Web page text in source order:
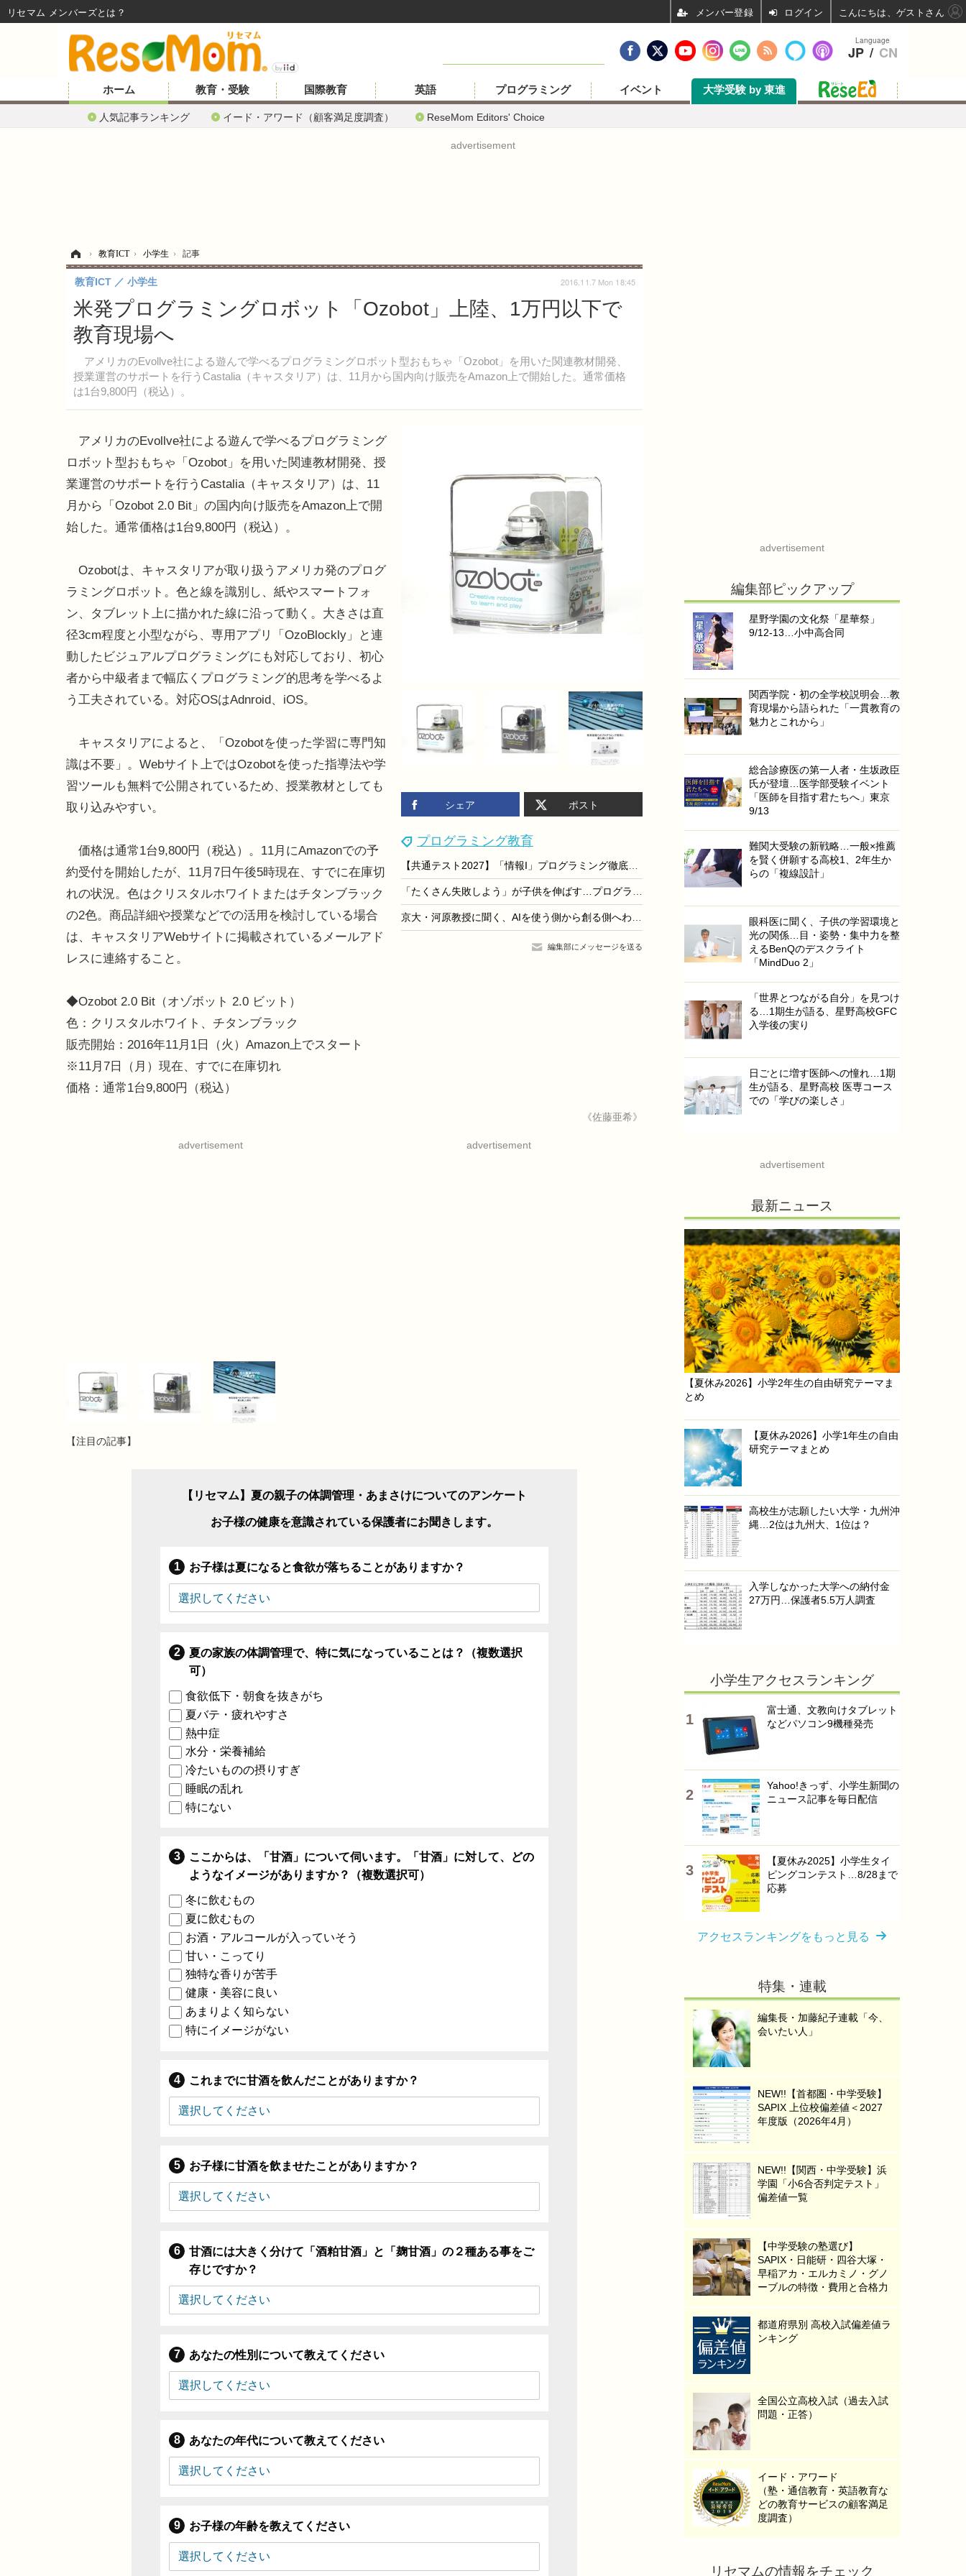
ホーム
人気記事ランキング イード・アワード（顧客満足度調査） ReseMom Editors' Choice
教育・受験 国際教育 英語 プログラミング イベント 大学受験 by 東進
advertisement
› 教育ICT › 小学生 › 記事
米発プログラミングロボット「Ozobot」上陸、1万円以下で
教育現場へ
アメリカのEvollve社による遊んで学べるプログラミングロボット型おもちゃ「Ozobot」を用いた関連教材開発、
授業運営のサポートを行うCastalia（キャスタリア）は、11月から国内向け販売をAmazon上で開始した。通常価格
は1台9,800円（税込）。
教育ICT 小学生 2016.11.7 Mon 18:45
シェア ポスト
プログラミング教育
【共通テスト2027】「情報I」プログラミング徹底攻略…駿台が特別講義
「たくさん失敗しよう」が子供を伸ばす…プログラボW受賞、ベテラン講師3人が語る教室の魅力
京大・河原教授に聞く、AIを使う側から創る側へわが子を導くヒント…社会を動かすプログラミング
編集部にメッセージを送る
アメリカのEvollve社による遊んで学べるプログラミング
ロボット型おもちゃ「Ozobot」を用いた関連教材開発、授
業運営のサポートを行うCastalia（キャスタリア）は、11
月から「Ozobot 2.0 Bit」の国内向け販売をAmazon上で開
始した。通常価格は1台9,800円（税込）。
Ozobotは、キャスタリアが取り扱うアメリカ発のプログ
ラミングロボット。色と線を識別し、紙やスマートフォ
ン、タブレット上に描かれた線に沿って動く。大きさは直
径3cm程度と小型ながら、専用アプリ「OzoBlockly」と連
動したビジュアルプログラミングにも対応しており、初心
者から中級者まで幅広くプログラミング的思考を学べるよ
う工夫されている。対応OSはAdnroid、iOS。
キャスタリアによると、「Ozobotを使った学習に専門知
識は不要」。Webサイト上ではOzobotを使った指導法や学
習ツールも無料で公開されているため、授業教材としても
取り込みやすい。
価格は通常1台9,800円（税込）。11月にAmazonでの予
約受付を開始したが、11月7日午後5時現在、すでに在庫切
れの状況。色はクリスタルホワイトまたはチタンブラック
の2色。商品詳細や授業などでの活用を検討している場合
は、キャスタリアWebサイトに掲載されているメールアド
レスに連絡すること。
◆Ozobot 2.0 Bit（オゾボット 2.0 ビット）
色：クリスタルホワイト、チタンブラック
販売開始：2016年11月1日（火）Amazon上でスタート
※11月7日（月）現在、すでに在庫切れ
価格：通常1台9,800円（税込）
《佐藤亜希》
advertisement advertisement
【注目の記事】
【リセマム】夏の親子の体調管理・あまさけについてのアンケート
お子様の健康を意識されている保護者にお聞きします。
お子様は夏になると食欲が落ちることがありますか？
夏の家族の体調管理で、特に気になっていることは？（複数選択
可）
食欲低下・朝食を抜きがち
夏バテ・疲れやすさ
熱中症
水分・栄養補給
冷たいものの摂りすぎ
睡眠の乱れ
特にない
ここからは、「甘酒」について伺います。「甘酒」に対して、どの
ようなイメージがありますか？（複数選択可）
冬に飲むもの
夏に飲むもの
お酒・アルコールが入っていそう
甘い・こってり
独特な香りが苦手
健康・美容に良い
あまりよく知らない
特にイメージがない
これまでに甘酒を飲んだことがありますか？
お子様に甘酒を飲ませたことがありますか？
甘酒には大きく分けて「酒粕甘酒」と「麹甘酒」の２種ある事をご
存じですか？
あなたの性別について教えてください
あなたの年代について教えてください
お子様の年齢を教えてください
advertisement
編集部ピックアップ
星野学園の文化祭「星華祭」
9/12-13…小中高合同
関西学院・初の全学校説明会…教
育現場から語られた「一貫教育の
魅力とこれから」
総合診療医の第一人者・生坂政臣
氏が登壇…医学部受験イベント
「医師を目指す君たちへ」東京
9/13
難関大受験の新戦略…一般×推薦
を賢く併願する高校1、2年生か
らの「複線設計」
眼科医に聞く、子供の学習環境と
光の関係…目・姿勢・集中力を整
えるBenQのデスクライト
「MindDuo 2」
「世界とつながる自分」を見つけ
る…1期生が語る、星野高校GFC
入学後の実り
日ごとに増す医師への憧れ…1期
生が語る、星野高校 医専コース
での「学びの楽しさ」
advertisement
最新ニュース
【夏休み2026】小学2年生の自由研究テーマま
とめ
【夏休み2026】小学1年生の自由
研究テーマまとめ
高校生が志願したい大学・九州沖
縄…2位は九州大、1位は？
入学しなかった大学への納付金
27万円…保護者5.5万人調査
小学生アクセスランキング
富士通、文教向けタブレット
などパソコン9機種発売
Yahoo!きっず、小学生新聞の
ニュース記事を毎日配信
【夏休み2025】小学生タイ
ピングコンテスト…8/28まで
応募
アクセスランキングをもっと見る
特集・連載
編集長・加藤紀子連載「今、
会いたい人」
NEW!!【首都圏・中学受験】
SAPIX 上位校偏差値＜2027
年度版（2026年4月）
NEW!!【関西・中学受験】浜
学園「小6合否判定テスト」
偏差値一覧
【中学受験の塾選び】
SAPIX・日能研・四谷大塚・
早稲アカ・エルカミノ・グノ
ーブルの特徴・費用と合格力
都道府県別 高校入試偏差値ラ
ンキング
全国公立高校入試（過去入試
問題・正答）
イード・アワード
（塾・通信教育・英語教育な
どの教育サービスの顧客満足
度調査）
リセマムの情報をチェック
Language
JP / CN
リセマム メンバーズ ログイン こんにちは、ゲストさん